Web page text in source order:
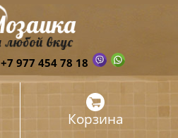
+7 977 454 78 18
Корзина